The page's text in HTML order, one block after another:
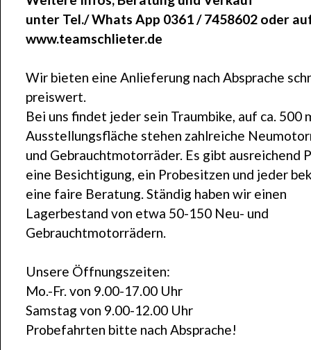
unter Tel./ Whats App 0361 / 7458602 oder
www.teamschlieter.de
Wir bieten eine Anlieferung nach Absprache
preiswert.
Bei uns findet jeder sein Traumbike, auf ca. 500
Ausstellungsfläche stehen zahlreiche
und Gebrauchtmotorräder. Es gibt ausreichend
eine Besichtigung, ein Probesitzen und jeder
eine faire Beratung. Ständig haben wir einen
Lagerbestand von etwa 50-150 Neu- und
Gebrauchtmotorrädern.
Unsere Öffnungszeiten:
Mo.-Fr. von 9.00-17.00 Uhr
Samstag von 9.00-12.00 Uhr
Probefahrten bitte nach Absprache!